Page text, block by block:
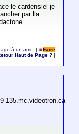
le cardensiel je
par lla
à un ami |
Faire
Haut de Page ?
135.mc.videotron.ca